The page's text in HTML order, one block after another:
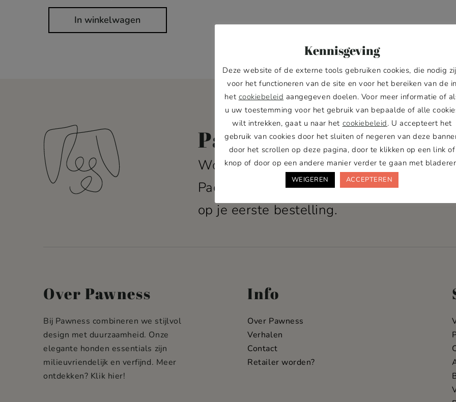
In winkelwagen
Pawness Pack
Word lid van de Pawness
Pack en ontvang 10% korting
op je eerste bestelling.
Over Pawness
Bij Pawness combineren we stijlvol
design met duurzaamheid. Onze
elegante honden essentials zijn
milieuvriendelijk en verfijnd. Meer
ontdekken? Klik hier!
Info
Over Pawness
Verhalen
Contact
Retailer worden?
Kennisgeving
Deze website of de externe tools gebruiken cookies, die nodig
voor het functioneren van de site en voor het bereiken van de in
het cookiebeleid aangegeven doelen. Voor meer informatie of
u uw toestemming voor het gebruik van bepaalde of alle
wilt intrekken, gaat u naar het cookiebeleid. U accepteert het
gebruik van cookies door het sluiten of negeren van deze
door het scrollen op deze pagina, door te klikken op een link of
knop of door op een andere manier verder te gaan met
WEIGEREN ACCEPTEREN